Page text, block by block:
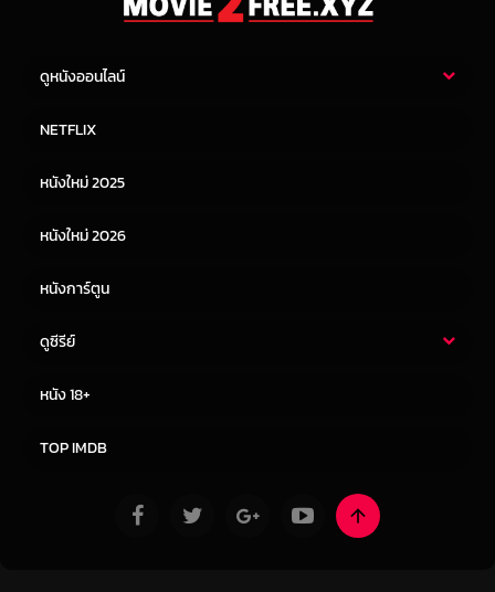
ดูหนังออนไลน์
หนังจีน
NETFLIX
หนังใหม่ 2025
หนังใหม่ 2026
หนังการ์ตูน
ดูซีรีย์
หนัง 18+
TOP IMDB